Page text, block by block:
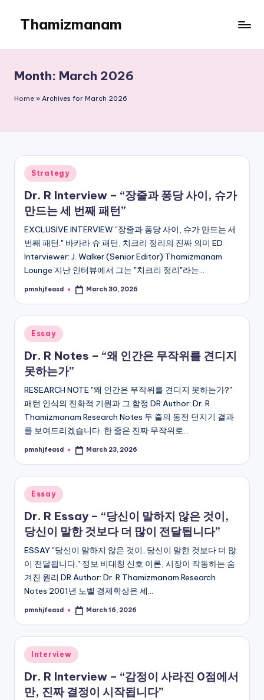
content
Thamizmanam
Month: March 2026
Home » Archives for March 2026
Posted
in
Strategy
Dr. R Interview – “장줄과 퐁당 사이, 슈가
만드는 세 번째 패턴”
EXCLUSIVE INTERVIEW "장줄과 퐁당 사이, 슈가 만드는 세
번째 패턴." 바카라 슈 패턴, 치크리 정리의 진짜 의미 ED
Interviewer: J. Walker (Senior Editor) Thamizmanam
Lounge 지난 인터뷰에서 그는 "치크리 정리"라는…
Posted
pmnhjfeasd March 30, 2026
Posted
in
Essay
Dr. R Notes – “왜 인간은 무작위를 견디지
못하는가”
RESEARCH NOTE "왜 인간은 무작위를 견디지 못하는가?"
패턴 인식의 진화적 기원과 그 함정 DR Author: Dr. R
Thamizmanam Research Notes 두 줄의 동전 던지기 결과
를 보여드리겠습니다. 한 줄은 진짜 무작위로…
Posted
pmnhjfeasd March 23, 2026
Posted
in
Essay
Dr. R Essay – “당신이 말하지 않은 것이,
당신이 말한 것보다 더 많이 전달됩니다”
ESSAY "당신이 말하지 않은 것이, 당신이 말한 것보다 더 많
이 전달됩니다." 정보 비대칭 신호 이론, 시장이 작동하는 숨
겨진 원리 DR Author: Dr. R Thamizmanam Research
Notes 2001년 노벨 경제학상은 세…
Posted
pmnhjfeasd March 16, 2026
Posted
in
Interview
Dr. R Interview – “감정이 사라진 0점에서
만, 진짜 결정이 시작됩니다”